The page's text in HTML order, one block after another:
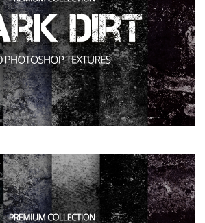
Si prega di Selezionare